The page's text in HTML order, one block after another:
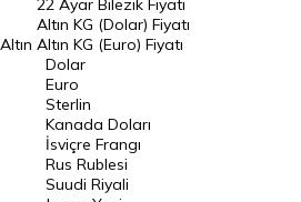
Dolar Kuru
Euro Kuru
Pound Kuru
Frank Kuru
Riyal Kuru
Altın
22 Ayar Bilezik Fiyatı
Altın KG (Dolar) Fiyatı
Altın KG (Euro) Fiyatı
Dolar
Euro
Sterlin
Kanada Doları
İsviçre Frangı
Rus Rublesi
Suudi Riyali